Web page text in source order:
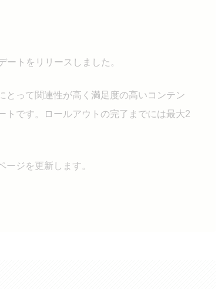
トをリリースしました。
とって関連性が高く満足度の高いコンテン
トです。ロールアウトの完了までには最大2
ジを更新します。